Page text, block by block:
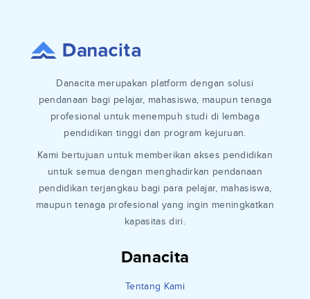
Danacita
Tentang Kami
Danacita merupakan platform dengan solusi
pendanaan bagi pelajar, mahasiswa, maupun tenaga
profesional untuk menempuh studi di lembaga
pendidikan tinggi dan program kejuruan.
Kami bertujuan untuk memberikan akses pendidikan
untuk semua dengan menghadirkan pendanaan
pendidikan terjangkau bagi para pelajar, mahasiswa,
maupun tenaga profesional yang ingin meningkatkan
kapasitas diri.